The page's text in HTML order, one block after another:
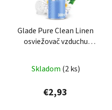
Glade Pure Clean Linen
osviežovač vzduchu
Skladom (2 ks)
€2,93